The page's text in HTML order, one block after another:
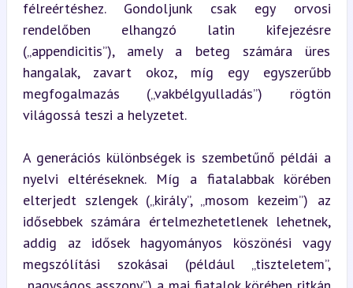
félreértéshez. Gondoljunk csak egy orvosi
rendelőben elhangzó latin kifejezésre
(„appendicitis”), amely a beteg számára üres
hangalak, zavart okoz, míg egy egyszerűbb
megfogalmazás („vakbélgyulladás”) rögtön
világossá teszi a helyzetet.
A generációs különbségek is szembetűnő példái a
nyelvi eltéréseknek. Míg a fiatalabbak körében
elterjedt szlengek („király”, „mosom kezeim”) az
idősebbek számára értelmezhetetlenek lehetnek,
addig az idősek hagyományos köszönési vagy
megszólítási szokásai (például „tiszteletem”,